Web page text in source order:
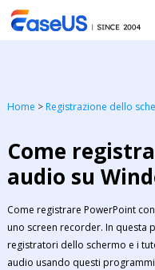
Home > Registrazione dello
Come
audio su
Come registrare PowerPoint
uno screen recorder. In questa
registratori dello schermo e i
audio usando questi